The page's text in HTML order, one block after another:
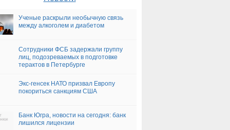
Ученые раскрыли необычную связь
между алкоголем и диабетом
Сотрудники ФСБ задержали группу
лиц, подозреваемых в подготовке
терактов в Петербурге
Экс-генсек НАТО призвал Европу
покориться санкциям США
Банк Югра, новости на сегодня: банк
лишился лицензии